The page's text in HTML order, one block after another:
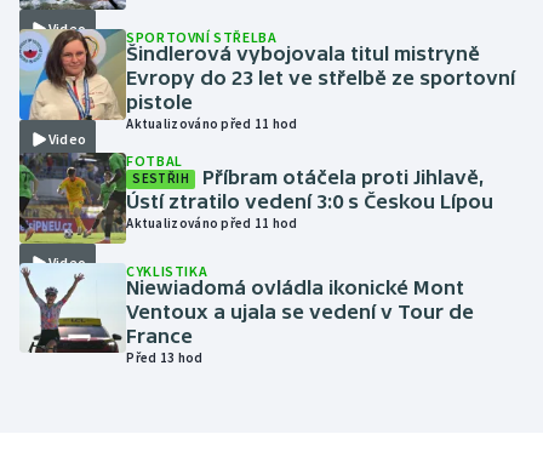
Lyže a snowboard
Moderní pětiboj
Motorsport
Olympijské hry
Parasport
Plavání
Plážový volejbal
Video
Video
SPORTOVNÍ STŘELBA
Šindlerová vybojovala titul mistryně
Evropy do 23 let ve střelbě ze sportovní
pistole
Aktualizováno před 11 hod
Video
FOTBAL
SESTŘIH
Příbram otáčela proti Jihlavě,
Ústí ztratilo vedení 3:0 s Českou Lípou
Aktualizováno před 11 hod
CYKLISTIKA
Niewiadomá ovládla ikonické Mont
Ventoux a ujala se vedení v Tour de
France
Před 13 hod